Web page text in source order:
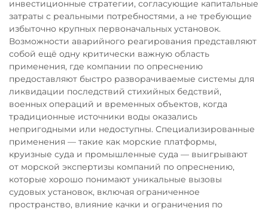
инвестиционные стратегии, согласующие капитальные
затраты с реальными потребностями, а не требующие
избыточно крупных первоначальных установок.
Возможности аварийного реагирования представляют
собой ещё одну критически важную область
применения, где компании по опреснению
предоставляют быстро разворачиваемые системы для
ликвидации последствий стихийных бедствий,
военных операций и временных объектов, когда
традиционные источники воды оказались
непригодными или недоступны. Специализированные
применения — такие как морские платформы,
круизные суда и промышленные суда — выигрывают
от морской экспертизы компаний по опреснению,
которые хорошо понимают уникальные вызовы
судовых установок, включая ограниченное
пространство, влияние качки и ограничения по